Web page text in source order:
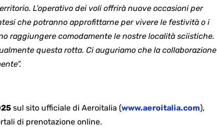
L’operativo dei voli offrirà nuove occasioni per
che potranno approfittarne per vivere le festività o i
raggiungere comodamente le nostre località sciistiche.
questa rotta. Ci auguriamo che la collaborazione
sul sito ufficiale di Aeroitalia (www.aeroitalia.com),
di prenotazione online.